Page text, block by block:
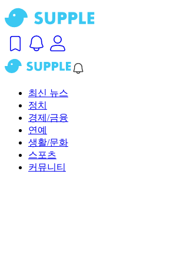
최신 뉴스
정치
경제/금융
연예
생활/문화
스포츠
커뮤니티